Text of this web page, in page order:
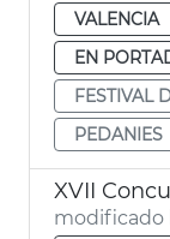
VALENCIA
EN
FESTIVAL
PEDANIES
XVII
modificado